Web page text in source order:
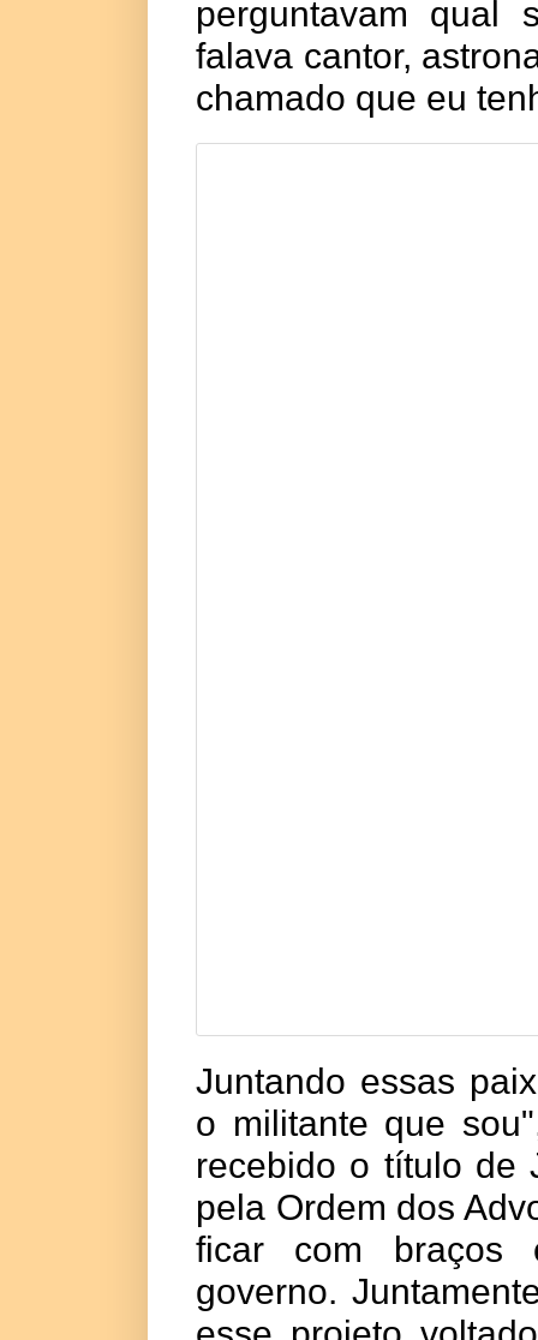
perguntavam qual
falava cantor,
chamado que eu
Juntando essas
o militante que
recebido o título de
pela Ordem dos
ficar com braços
governo.